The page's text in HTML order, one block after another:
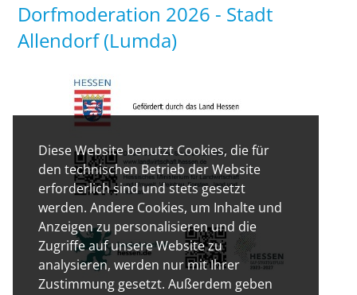
Diese Website benutzt Cookies, die für
den technischen Betrieb der Website
erforderlich sind und stets gesetzt
werden. Andere Cookies, um Inhalte und
Anzeigen zu personalisieren und die
Zugriffe auf unsere Website zu
analysieren, werden nur mit Ihrer
Zustimmung gesetzt. Außerdem geben
Dorfmoderation 2026 - Stadt
Allendorf (Lumda)